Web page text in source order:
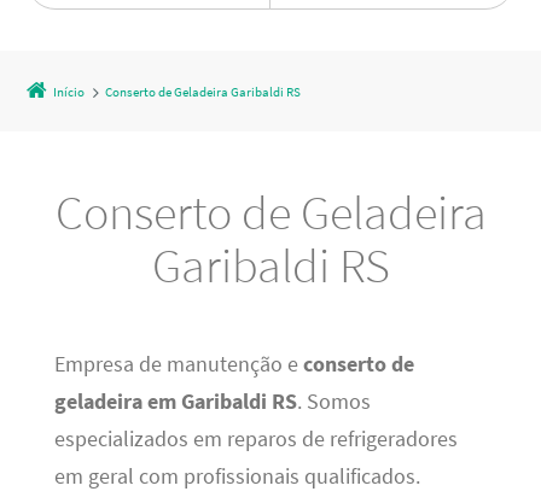
Início Conserto de Geladeira Garibaldi RS
Conserto de Geladeira
Garibaldi RS
Empresa de manutenção econserto de
geladeira em Garibaldi RS. Somos
especializados em reparos de refrigeradores
em geral com profissionais qualificados.